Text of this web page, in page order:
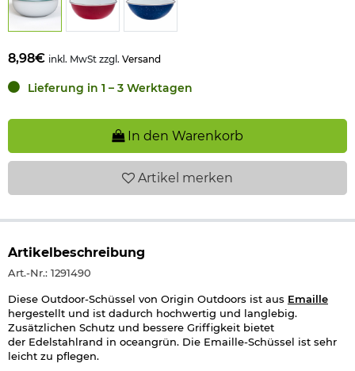
8,98€ inkl. MwSt zzgl. Versand
Lieferung in 1 – 3 Werktagen
In den Warenkorb
Artikel merken
Artikelbeschreibung
Art.-Nr.: 1291490
Diese Outdoor-Schüssel von Origin Outdoors ist aus Emaille
hergestellt und ist dadurch hochwertig und langlebig.
Zusätzlichen Schutz und bessere Griffigkeit bietet
der Edelstahlrand in oceangrün. Die Emaille-Schüssel ist sehr
leicht zu pflegen.